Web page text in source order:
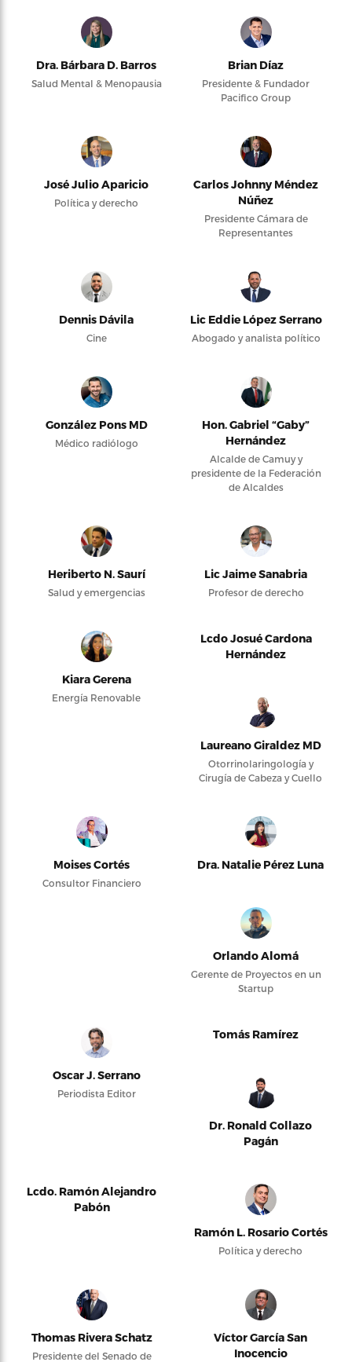
Dra. Bárbara D. Barros
Salud Mental & Menopausia
Brian Díaz
Presidente & Fundador
Pacifico Group
José Julio Aparicio
Política y derecho
Carlos Johnny Méndez
Núñez
Presidente Cámara de
Representantes
Dennis Dávila
Cine
Lic Eddie López Serrano
Abogado y analista político
González Pons MD
Médico radiólogo
Hon. Gabriel “Gaby”
Hernández
Alcalde de Camuy y
presidente de la Federación
de Alcaldes
Heriberto N. Saurí
Salud y emergencias
Lic Jaime Sanabria
Profesor de derecho
Kiara Gerena
Energía Renovable
Lcdo Josué Cardona
Hernández
Laureano Giraldez MD
Otorrinolaringología y
Cirugía de Cabeza y Cuello
Moises Cortés
Consultor Financiero
Dra. Natalie Pérez Luna
Orlando Alomá
Gerente de Proyectos en un
Startup
Oscar J. Serrano
Periodista Editor
Tomás Ramírez
Dr. Ronald Collazo
Pagán
Lcdo. Ramón Alejandro
Pabón
Ramón L. Rosario Cortés
Política y derecho
Thomas Rivera Schatz
Presidente del Senado de
Víctor García San
Inocencio